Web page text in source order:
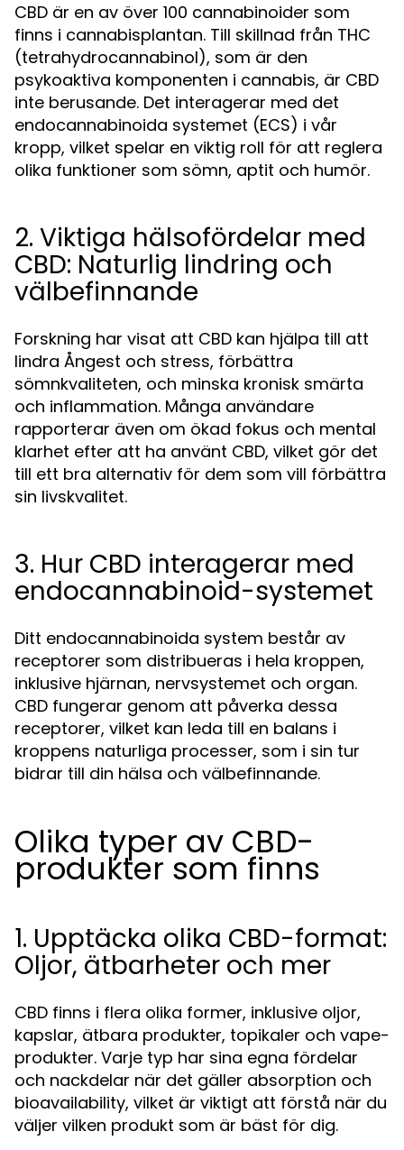
CBD är en av över 100 cannabinoider som
finns i cannabisplantan. Till skillnad från THC
(tetrahydrocannabinol), som är den
psykoaktiva komponenten i cannabis, är CBD
inte berusande. Det interagerar med det
endocannabinoida systemet (ECS) i vår
kropp, vilket spelar en viktig roll för att reglera
olika funktioner som sömn, aptit och humör.
2. Viktiga hälsofördelar med
CBD: Naturlig lindring och
välbefinnande
Forskning har visat att CBD kan hjälpa till att
lindra Ångest och stress, förbättra
sömnkvaliteten, och minska kronisk smärta
och inflammation. Många användare
rapporterar även om ökad fokus och mental
klarhet efter att ha använt CBD, vilket gör det
till ett bra alternativ för dem som vill förbättra
sin livskvalitet.
3. Hur CBD interagerar med
endocannabinoid-systemet
Ditt endocannabinoida system består av
receptorer som distribueras i hela kroppen,
inklusive hjärnan, nervsystemet och organ.
CBD fungerar genom att påverka dessa
receptorer, vilket kan leda till en balans i
kroppens naturliga processer, som i sin tur
bidrar till din hälsa och välbefinnande.
Olika typer av CBD-
produkter som finns
1. Upptäcka olika CBD-format:
Oljor, ätbarheter och mer
CBD finns i flera olika former, inklusive oljor,
kapslar, ätbara produkter, topikaler och vape-
produkter. Varje typ har sina egna fördelar
och nackdelar när det gäller absorption och
bioavailability, vilket är viktigt att förstå när du
väljer vilken produkt som är bäst för dig.